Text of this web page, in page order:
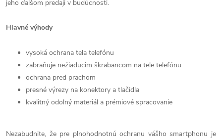
jeho ďalšom predaji v budúcnosti.
Hlavné výhody
vysoká ochrana tela telefónu
zabraňuje nežiaducim škrabancom na tele telefónu
ochrana pred prachom
presné výrezy na konektory a tlačidla
kvalitný odolný materiál a prémiové spracovanie
Nezabudnite, že pre plnohodnotnú ochranu vášho smartphonu je